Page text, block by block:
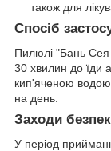
також для
Спосіб
Пилюлі "Бань
30 хвилин до їди
кип'яченою
на день.
Заходи
У період